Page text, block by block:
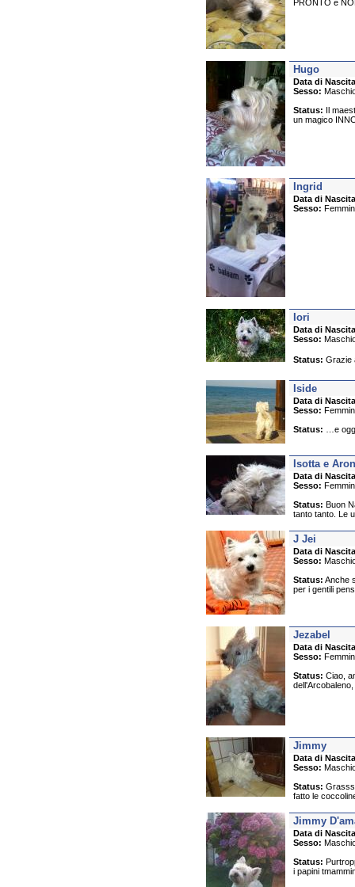
PRONTO e
Hugo
Data di
Sesso:
Status: Il
un magico
Ingrid
Data di
Sesso:
Iori
Data di
Sesso:
Status: Grazie
Iside
Data di
Sesso:
Status: …e
Isotta e Aron
Data di
Sesso:
Status: Buon
tanto tanto. Le
J Jei
Data di
Sesso:
Status: Anche
per i gentili
Jezabel
Data di
Sesso:
Status: Ciao,
Jimmy
Data di
Sesso:
Status:
fatto le
Jimmy
Data di
Sesso:
Status:
i papini